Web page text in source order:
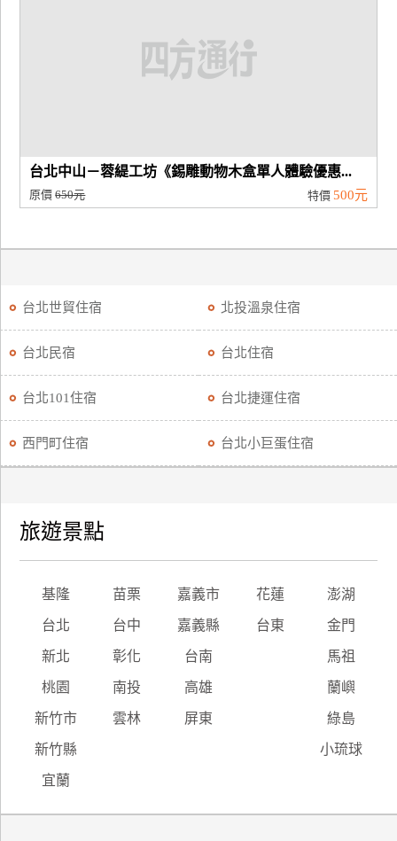
台北中山－蓉緹工坊《錫雕動物木盒單人體驗優惠...
原價650元 特價 500元
台北世貿住宿 北投溫泉住宿
台北民宿 台北住宿
台北101住宿 台北捷運住宿
西門町住宿 台北小巨蛋住宿
旅遊景點
基隆 苗栗 嘉義市 花蓮 澎湖
台北 台中 嘉義縣 台東 金門
新北 彰化 台南 馬祖
桃園 南投 高雄 蘭嶼
新竹市 雲林 屏東 綠島
新竹縣 小琉球
宜蘭